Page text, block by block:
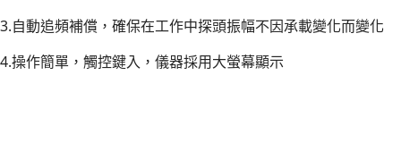
3.自動追頻補償，確保在工作中探頭振幅不因承載變化而變化
4.操作簡單，觸控鍵入，儀器採用大螢幕顯示